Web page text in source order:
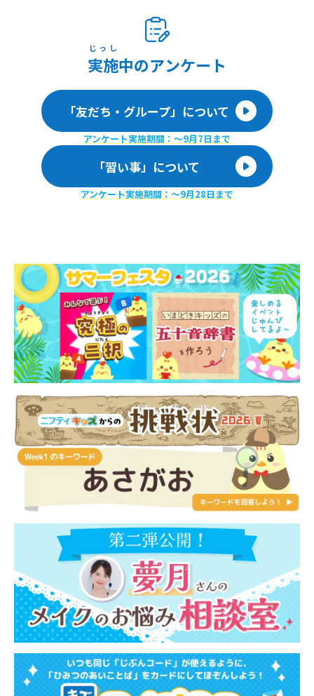
実施
じっし
中のアンケート
「友だち・グループ」について
アンケート実施期間：〜9月7日まで
「習い事」について
アンケート実施期間：〜9月28日まで